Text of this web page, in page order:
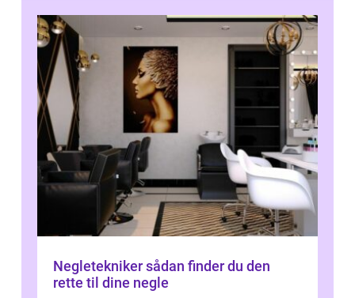
Negletekniker sådan finder du den
rette til dine negle